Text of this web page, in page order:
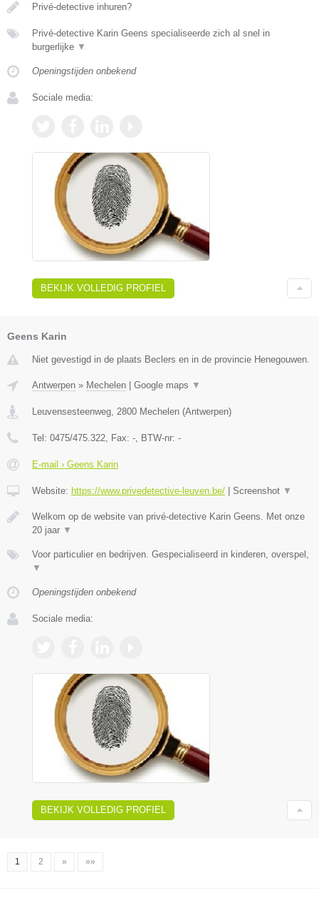
Privé-detective inhuren?
Privé-detective Karin Geens specialiseerde zich al snel in
burgerlijke ▼
Openingstijden onbekend
Sociale media:
BEKIJK VOLLEDIG PROFIEL
Geens Karin
Niet gevestigd in de plaats Beclers en in de provincie Henegouwen.
Antwerpen » Mechelen Google maps ▼
Leuvensesteenweg, 2800 Mechelen (Antwerpen)
Tel: 0475/475.322, Fax: -, BTW-nr: -
E-mail › Geens Karin
Website: https://www.privedetective-leuven.be/ Screenshot ▼
Welkom op de website van privé-detective Karin Geens. Met onze
20 jaar ▼
Voor particulier en bedrijven. Gespecialiseerd in kinderen, overspel,
▼
Openingstijden onbekend
Sociale media:
BEKIJK VOLLEDIG PROFIEL
1 2 » »»